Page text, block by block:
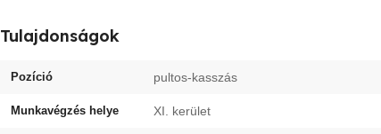
Tulajdonságok
Pozíció pultos-kasszás
Munkavégzés helye XI. kerület